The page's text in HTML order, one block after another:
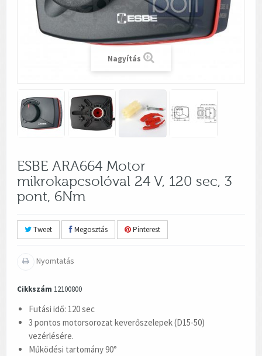
Nagyítás
ESBE ARA664 Motor
mikrokapcsolóval 24 V, 120 sec, 3
pont, 6Nm
Tweet Megosztás Pinterest
Nyomtatás
Cikkszám 12100800
Futási idő: 120 sec
3 pontos motorsorozat keverőszelepek (D15-50)
vezérlésére.
Működési tartomány 90°